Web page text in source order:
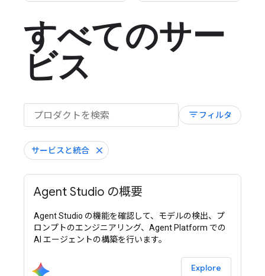
すべてのサー
ビス
filter_list フィルタ
サービスと統合
Agent Studio の概要
Agent Studio の機能を確認して、モデルの検出、プ
ロンプトのエンジニアリング、Agent Platform での
AI エージェントの構築を行います。
Explore